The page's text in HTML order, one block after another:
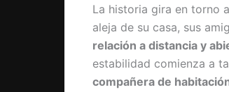
La historia gira en torno a
aleja de su casa, sus
relación a distancia y
estabilidad comienza a
compañera de